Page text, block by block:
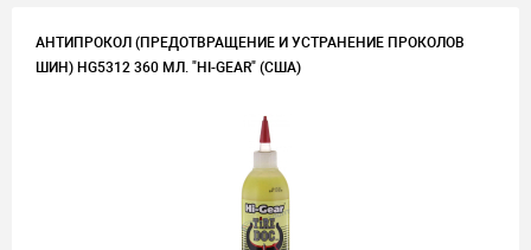
АНТИПРОКОЛ (ПРЕДОТВРАЩЕНИЕ И УСТРАНЕНИЕ ПРОКОЛОВ
ШИН) HG5312 360 МЛ. "HI-GEAR" (США)